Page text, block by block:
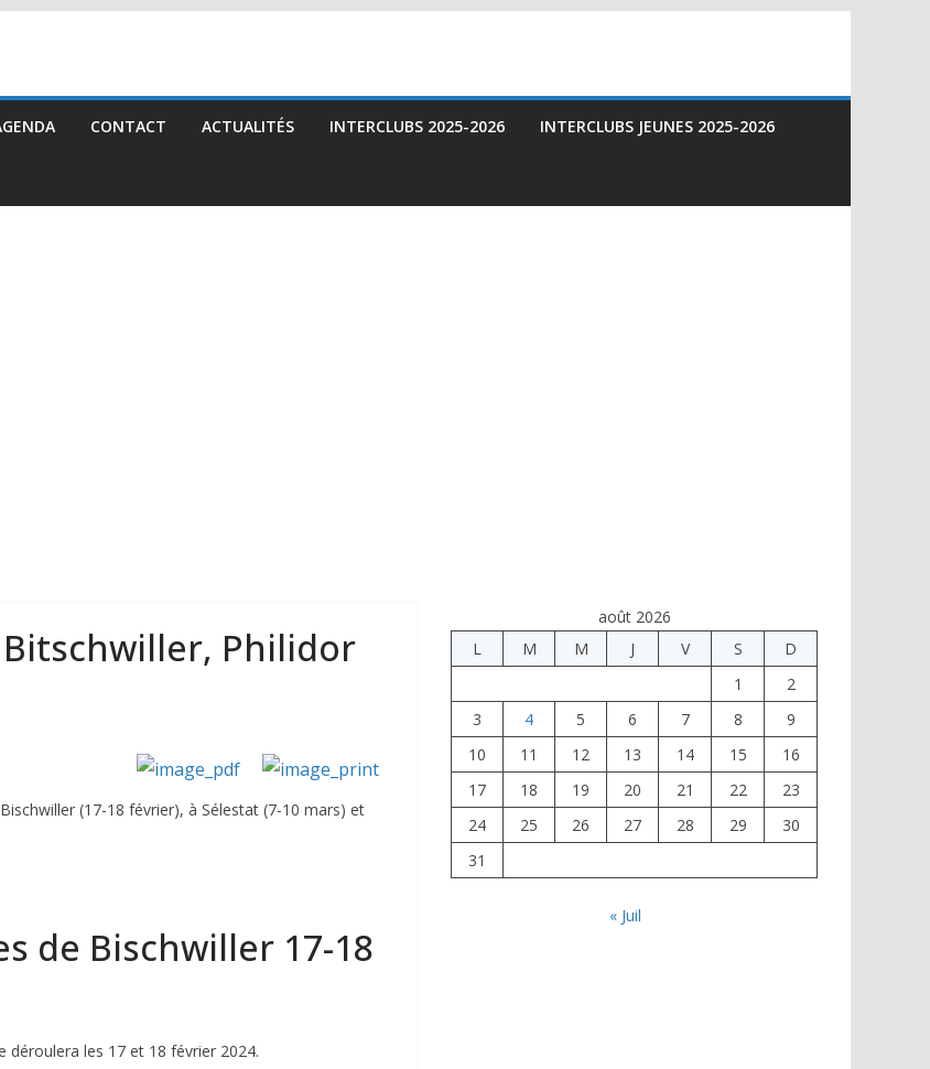
CONTACT ACTUALITÉS INTERCLUBS 2025-2026 INTERCLUBS JEUNES 2025-2026
Philidor
(17-18 février), à Sélestat (7-10 mars) et
de Bischwiller 17-18
déroulera les 17 et 18 février 2024.
août 2026
L
M M J V S
D
1
2
3
4 5 6 7 8
9
10
11 12 13 14 15
16
17
18 19 20 21 22
23
24
25 26 27 28 29
30
31
« Juil